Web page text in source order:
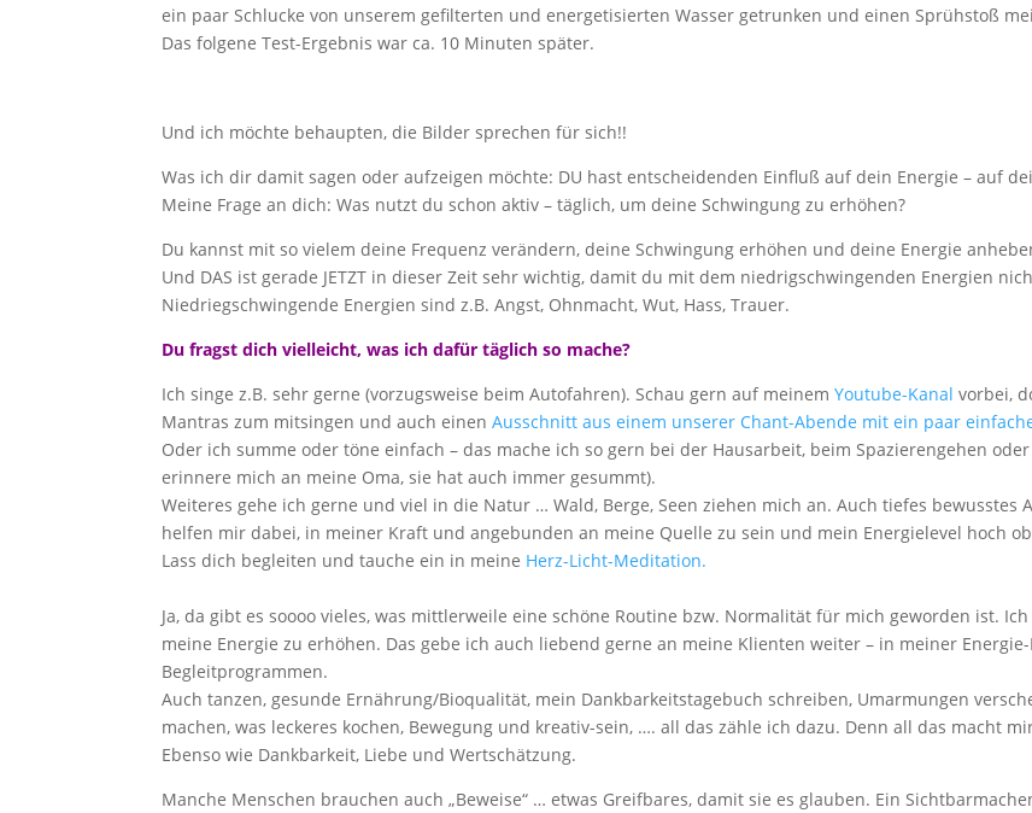
ein paar Schlucke von unserem gefilterten und energetisierten Wasser getrunken und einen Sprühstoß
Das folgene Test-Ergebnis war ca. 10 Minuten später.
Und ich möchte behaupten, die Bilder sprechen für sich!!
Was ich dir damit sagen oder aufzeigen möchte: DU hast entscheidenden Einfluß auf dein Energie – auf
Meine Frage an dich: Was nutzt du schon aktiv – täglich, um deine Schwingung zu erhöhen?
Du kannst mit so vielem deine Frequenz verändern, deine Schwingung erhöhen und deine Energie
Und DAS ist gerade JETZT in dieser Zeit sehr wichtig, damit du mit dem niedrigschwingenden Energien
Niedriegschwingende Energien sind z.B. Angst, Ohnmacht, Wut, Hass, Trauer.
Du fragst dich vielleicht, was ich dafür täglich so mache?
Ich singe z.B. sehr gerne (vorzugsweise beim Autofahren). Schau gern auf meinemYoutube-Kanal vorbei,
Mantras zum mitsingen und auch einenAusschnitt aus einem unserer Chant-Abende mit ein paar
Oder ich summe oder töne einfach – das mache ich so gern bei der Hausarbeit, beim Spazierengehen
erinnere mich an meine Oma, sie hat auch immer gesummt).
Weiteres gehe ich gerne und viel in die Natur … Wald, Berge, Seen ziehen mich an. Auch tiefes
helfen mir dabei, in meiner Kraft und angebunden an meine Quelle zu sein und mein Energielevel hoch
Lass dich begleiten und tauche ein in meine Herz-Licht-Meditation.
Ja, da gibt es soooo vieles, was mittlerweile eine schöne Routine bzw. Normalität für mich geworden ist.
meine Energie zu erhöhen. Das gebe ich auch liebend gerne an meine Klienten weiter – in meiner
Begleitprogrammen.
Auch tanzen, gesunde Ernährung/Bioqualität, mein Dankbarkeitstagebuch schreiben, Umarmungen
machen, was leckeres kochen, Bewegung und kreativ-sein, …. all das zähle ich dazu. Denn all das macht
Ebenso wie Dankbarkeit, Liebe und Wertschätzung.
Manche Menschen brauchen auch „Beweise“ … etwas Greifbares, damit sie es glauben. Ein